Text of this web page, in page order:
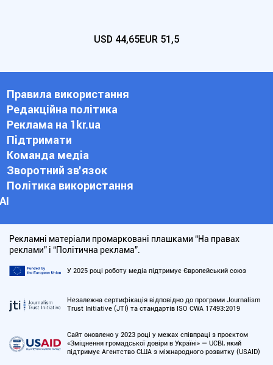
USD 44,65EUR 51,5
Правила використання
Редакційна політика
Реклама на 1kr.ua
Підтримати
Команда медіа
Зворотний зв'язок
Політика використання
АІ
Рекламні матеріали промарковані плашками “На правах
реклами” і “Політична реклама”.
У 2025 році роботу медіа підтримує Європейський союз
Незалежна сертифікація відповідно до програми Journalism
Trust Initiative (JTI) та стандартів ISO CWA 17493:2019
Сайт оновлено у 2023 році у межах співпраці з проєктом
«Зміцнення громадської довіри в Україні» — UCBI, який
підтримує Агентство США з міжнародного розвитку (USAID)